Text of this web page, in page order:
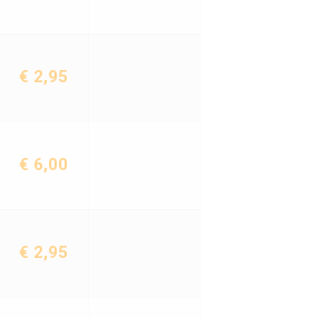
€ 2,95
€ 6,00
€ 2,95